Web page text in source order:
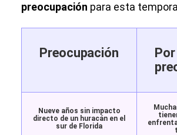
preocupación para esta
Preocupación
Nueve años sin impacto
directo de un huracán en el
sur de Florida